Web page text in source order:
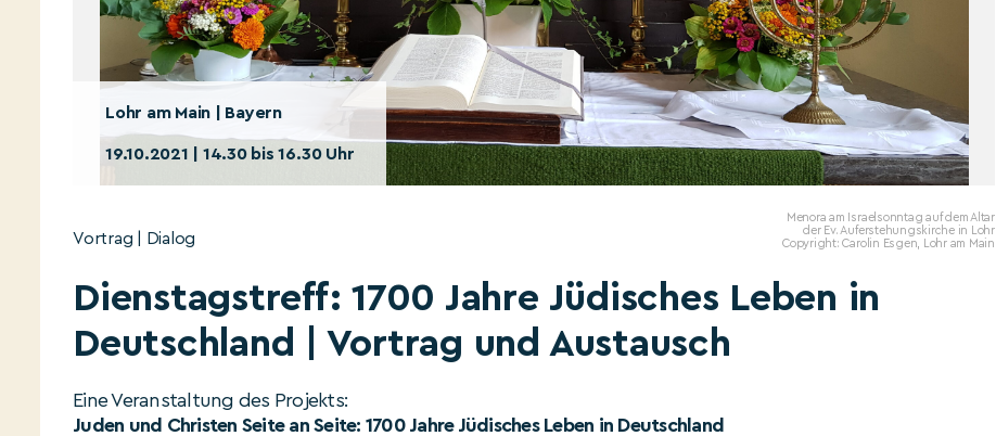
Lohr am Main | Bayern
19.10.2021 | 14.30 bis 16.30 Uhr
Menora am Israelsonntag auf dem Altar
der Ev. Auferstehungskirche in Lohr
Copyright: Carolin Esgen, Lohr am Main
Vortrag | Dialog
Dienstagstreff: 1700 Jahre Jüdisches Leben in
Deutschland | Vortrag und Austausch
Eine Veranstaltung des Projekts:
Juden und Christen Seite an Seite: 1700 Jahre Jüdisches Leben in Deutschland